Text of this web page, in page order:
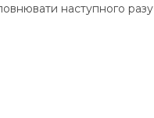
наступного разу